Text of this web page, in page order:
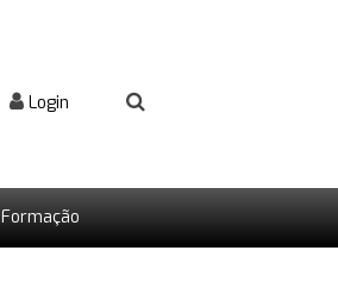
Login
Formação